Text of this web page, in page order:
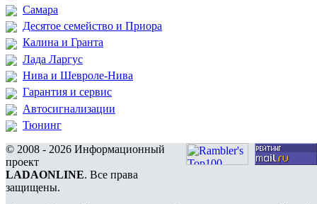
Самара
Десятое семейство и Приора
Калина и Гранта
Лада Ларгус
Нива и Шевроле-Нива
Гарантия и сервис
Автосигнализации
Тюнинг
© 2008 - 2026 Информационный
проект
LADAONLINE. Все права
защищены.